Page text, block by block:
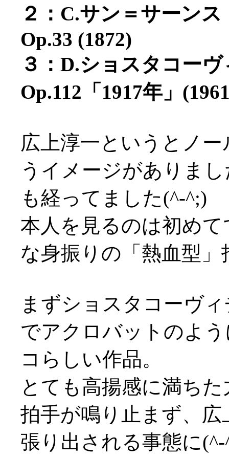
２：C.サン＝サーン
Op.33 (1872)
３：D.ショスタコー
Op.112「1917年」
広上淳一というとノ
うイメージがありま
も経ってました(^-^;)
本人を見るのは初め
な身振りの「熱血型
まずショスタコーヴ
でアクロバットのよ
コらしい作品。
とても高揚感に満ち
拍手が鳴り止まず、
張り出される事態に